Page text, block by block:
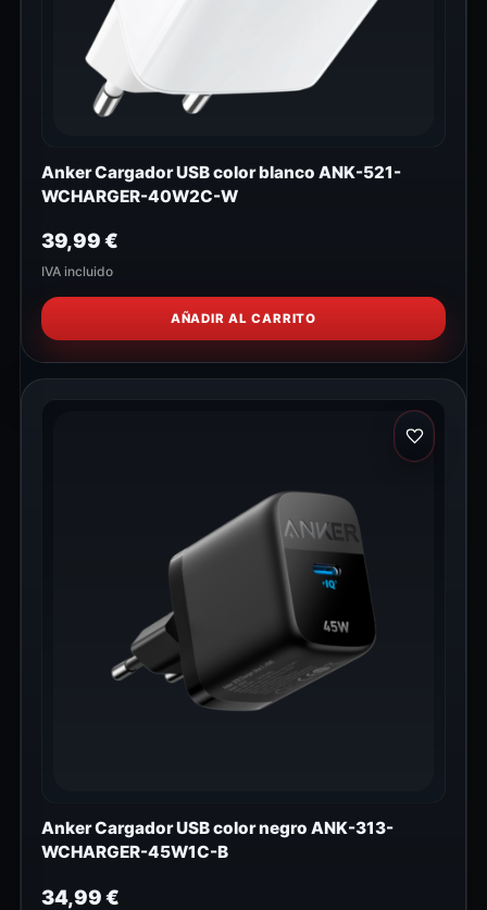
Anker Cargador USB color blanco ANK-521-
WCHARGER-40W2C-W
39,99€
IVA incluido
AÑADIR AL CARRITO
Anker Cargador USB color negro ANK-313-
WCHARGER-45W1C-B
34,99€